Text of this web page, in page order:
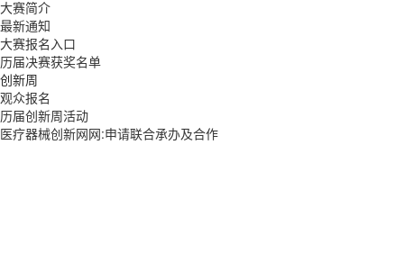
大赛简介
最新通知
大赛报名入口
历届决赛获奖名单
创新周
观众报名
历届创新周活动
医疗器械创新网网:申请联合承办及合作